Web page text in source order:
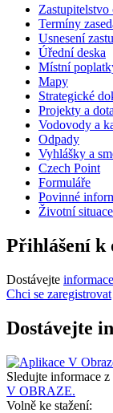
Zastupitelstvo
Termíny
Usnesení
Úřední deska
Místní
Mapy
Strategické
Projekty a
Vodovody a
Odpady
Vyhlášky a
Czech Point
Formuláře
Povinné
Životní situace
Přihlášení k
Dostávejte
Chci se zaregistrovat
Dostávejte
Sledujte informace
V OBRAZE.
Volně ke stažení: